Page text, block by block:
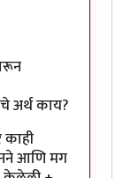
अर्थ काय?
काही
आणि मग